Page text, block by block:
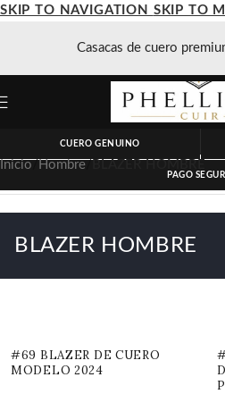
SKIP TO NAVIGATION SKIP TO
Casacas de cuero
CUERO GENUINO
PAGO
Inicio Hombre
BLAZER HOMBRE
#69 BLAZER DE CUERO
MODELO 2024